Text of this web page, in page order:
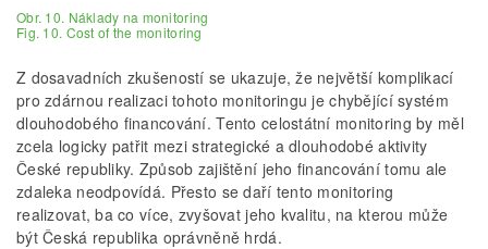
Obr. 10. Náklady na monitoring
Fig. 10. Cost of the monitoring
Z dosavadních zkušeností se ukazuje, že největší komplikací
pro zdárnou realizaci tohoto monitoringu je chybějící systém
dlouhodobého financování. Tento celostátní monitoring by měl
zcela logicky patřit mezi strategické a dlouhodobé aktivity
České republiky. Způsob zajištění jeho financování tomu ale
zdaleka neodpovídá. Přesto se daří tento monitoring
realizovat, ba co více, zvyšovat jeho kvalitu, na kterou může
být Česká republika oprávněně hrdá.